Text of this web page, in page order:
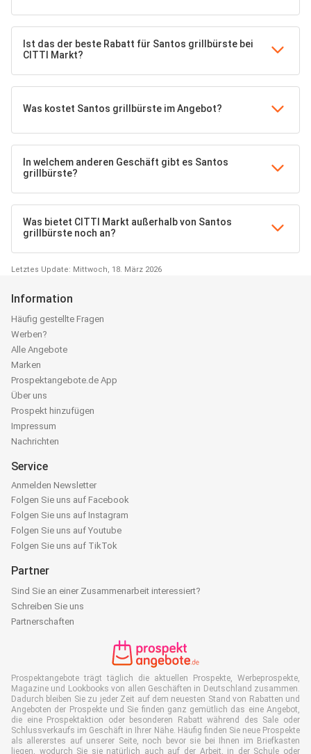
Ist das der beste Rabatt für Santos grillbürste bei
CITTI Markt?
Was kostet Santos grillbürste im Angebot?
In welchem anderen Geschäft gibt es Santos
grillbürste?
Was bietet CITTI Markt außerhalb von Santos
grillbürste noch an?
Letztes Update: Mittwoch, 18. März 2026
Information
Häufig gestellte Fragen
Werben?
Alle Angebote
Marken
Prospektangebote.de App
Über uns
Prospekt hinzufügen
Impressum
Nachrichten
Service
Anmelden Newsletter
Folgen Sie uns auf Facebook
Folgen Sie uns auf Instagram
Folgen Sie uns auf Youtube
Folgen Sie uns auf TikTok
Partner
Sind Sie an einer Zusammenarbeit interessiert?
Schreiben Sie uns
Partnerschaften
Prospektangebote trägt täglich die aktuellen Prospekte, Werbeprospekte,
Magazine und Lookbooks von allen Geschäften in Deutschland zusammen.
Dadurch bleiben Sie zu jeder Zeit auf dem neuesten Stand von Rabatten und
Angeboten der Prospekte und Sie finden ganz gemütlich das eine Angebot,
die eine Prospektaktion oder besonderen Rabatt während des Sale oder
Schlussverkaufs im Geschäft in Ihrer Nähe. Häufig finden Sie neue Prospekte
als allererstes auf unserer Seite, noch bevor sie bei Ihnen im Briefkasten
liegen, wodurch Sie sie natürlich auch auf der Arbeit, in der Schule oder